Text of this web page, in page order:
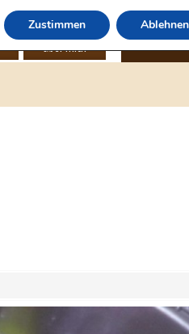
über mich
Zustimmen Ablehnen